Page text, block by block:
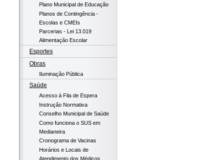
Plano Municipal de Educação
Planos de Contingência -
Escolas e CMEIs
Parcerias - Lei 13.019
Alimentação Escolar
Esportes
Obras
Iluminação Pública
Saúde
Acesso à Fila de Espera
Instrução Normativa
Conselho Municipal de Saúde
Como funciona o SUS em
Medianeira
Cronograma de Vacinas
Horários e Locais de
Atendimento dos Médicos